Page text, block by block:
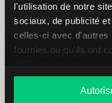
l'utilisation de notre
sociaux, de publicité
celles-ci avec d'autres
fournies ou qu'ils ont
gestion de cette
légale quant
contente de
Interactive
version anglaise